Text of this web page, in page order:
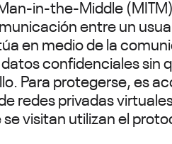
in-the-Middle
entre un
en medio de la
confidenciales sin
Para protegerse, es
redes privadas
se visitan utilizan el